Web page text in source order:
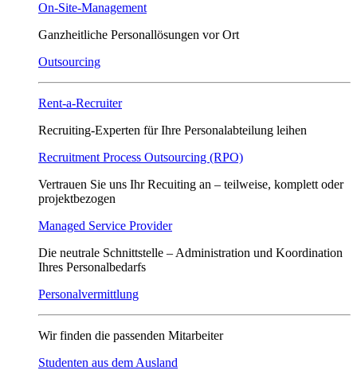
On-Site-Management
Ganzheitliche Personallösungen vor Ort
Outsourcing
Rent-a-Recruiter
Recruiting-Experten für Ihre Personalabteilung leihen
Recruitment Process Outsourcing (RPO)
Vertrauen Sie uns Ihr Recuiting an – teilweise, komplett oder
projektbezogen
Managed Service Provider
Die neutrale Schnittstelle – Administration und Koordination
Ihres Personalbedarfs
Personalvermittlung
Wir finden die passenden Mitarbeiter
Studenten aus dem Ausland